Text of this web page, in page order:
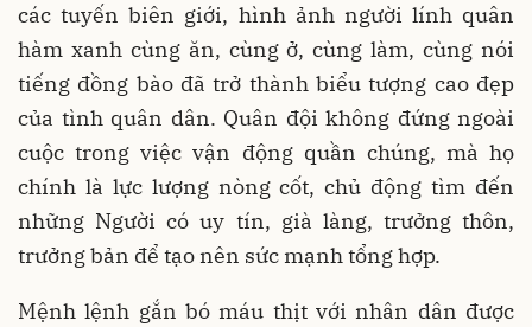
các tuyến biên giới, hình ảnh người lính quân
hàm xanh cùng ăn, cùng ở, cùng làm, cùng nói
tiếng đồng bào đã trở thành biểu tượng cao đẹp
của tình quân dân. Quân đội không đứng ngoài
cuộc trong việc vận động quần chúng, mà họ
chính là lực lượng nòng cốt, chủ động tìm đến
những Người có uy tín, già làng, trưởng thôn,
trưởng bản để tạo nên sức mạnh tổng hợp.
Mệnh lệnh gắn bó máu thịt với nhân dân được